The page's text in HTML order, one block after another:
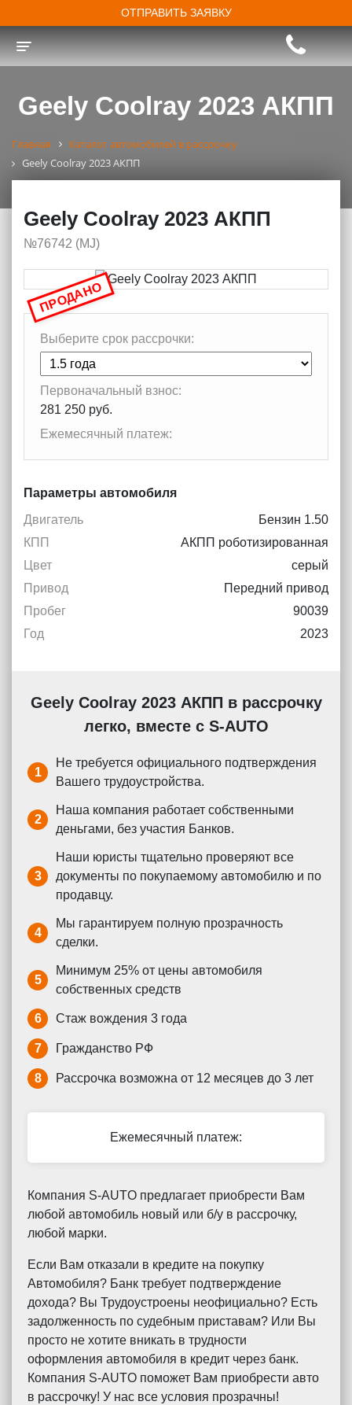
ОТПРАВИТЬ ЗАЯВКУ
Geely Coolray 2023 АКПП
Главная
Каталог автомобилей в рассрочку
Geely Coolray 2023 АКПП
Geely Coolray 2023 АКПП
№76742 (МJ)
Выберите срок рассрочки:
Первоначальный взнос:
281 250 руб.
Ежемесячный платеж:
Параметры автомобиля
Двигатель
Бензин 1.50
КПП
АКПП роботизированная
Цвет
серый
Привод
Передний привод
Пробег
90039
Год
2023
ПРОДАНО
Geely Coolray 2023 АКПП в рассрочку
легко, вместе с S-AUTO
1
Не требуется официального подтверждения
Вашего трудоустройства.
2
Наша компания работает собственными
деньгами, без участия Банков.
3
Наши юристы тщательно проверяют все
документы по покупаемому автомобилю и по
продавцу.
4
Мы гарантируем полную прозрачность
сделки.
5
Минимум 25% от цены автомобиля
собственных средств
6 Стаж вождения 3 года
7 Гражданство РФ
8 Рассрочка возможна от 12 месяцев до 3 лет
Ежемесячный платеж:
Компания S-AUTO предлагает приобрести Вам
любой автомобиль новый или б/у в рассрочку,
любой марки.
Если Вам отказали в кредите на покупку
Автомобиля? Банк требует подтверждение
дохода? Вы Трудоустроены неофициально? Есть
задолженность по судебным приставам? Или Вы
просто не хотите вникать в трудности
оформления автомобиля в кредит через банк.
Компания S-AUTO поможет Вам приобрести авто
в рассрочку! У нас все условия прозрачны!